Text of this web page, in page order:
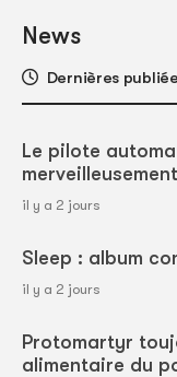
News
Dernières
Le pilote
il y a 2 jours
Sleep : album
il y a 2 jours
Protomartyr
alimentaire du